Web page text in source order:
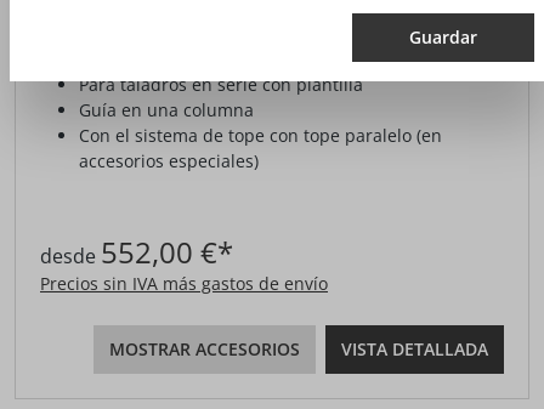
Para taladros en serie con plantilla
Guía en una columna
Con el sistema de tope con tope paralelo (en
accesorios especiales)
desde 552,00 €*
Precios sin IVA más gastos de envío
MOSTRAR ACCESORIOS VISTA DETALLADA
Guardar